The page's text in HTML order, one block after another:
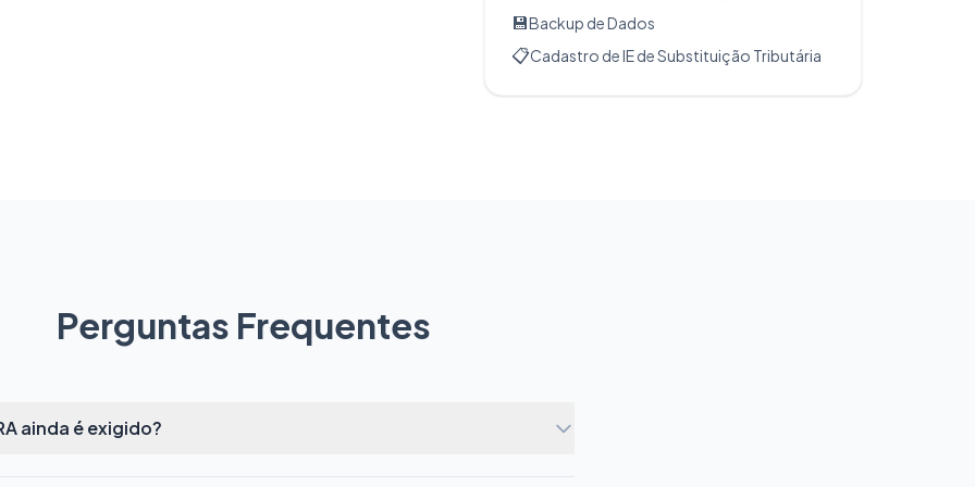
💾Backup de Dados
📋Cadastro de IE de Substituição Tributária
Perguntas Frequentes
ainda é exigido?